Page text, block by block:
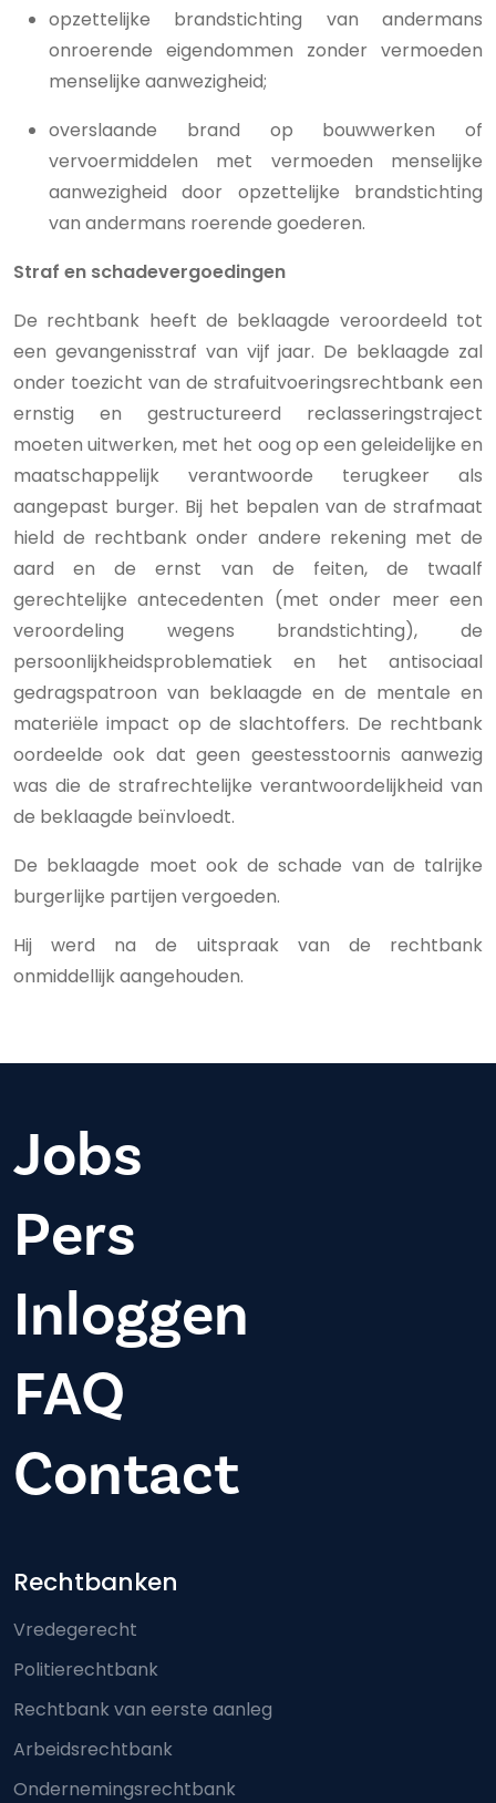
opzettelijke brandstichting van andermans
onroerende eigendommen zonder vermoeden
menselijke aanwezigheid;
overslaande brand op bouwwerken of
vervoermiddelen met vermoeden menselijke
aanwezigheid door opzettelijke brandstichting
van andermans roerende goederen.
Straf en schadevergoedingen
De rechtbank heeft de beklaagde veroordeeld tot
een gevangenisstraf van vijf jaar. De beklaagde zal
onder toezicht van de strafuitvoeringsrechtbank een
ernstig en gestructureerd reclasseringstraject
moeten uitwerken, met het oog op een geleidelijke en
maatschappelijk verantwoorde terugkeer als
aangepast burger. Bij het bepalen van de strafmaat
hield de rechtbank onder andere rekening met de
aard en de ernst van de feiten, de twaalf
gerechtelijke antecedenten (met onder meer een
veroordeling wegens brandstichting), de
persoonlijkheidsproblematiek en het antisociaal
gedragspatroon van beklaagde en de mentale en
materiële impact op de slachtoffers. De rechtbank
oordeelde ook dat geen geestesstoornis aanwezig
was die de strafrechtelijke verantwoordelijkheid van
de beklaagde beïnvloedt.
De beklaagde moet ook de schade van de talrijke
burgerlijke partijen vergoeden.
Hij werd na de uitspraak van de rechtbank
onmiddellijk aangehouden.
Jobs
Pers
Inloggen
FAQ
Contact
Footer-menu
Rechtbanken
Vredegerecht
Politierechtbank
Rechtbank van eerste aanleg
Arbeidsrechtbank
Ondernemingsrechtbank